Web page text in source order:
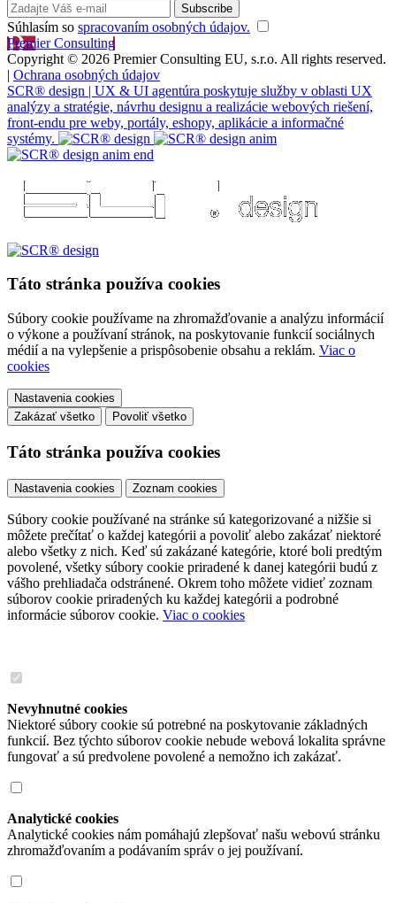
Súhlasím so spracovaním osobných údajov.
Premier Consulting
Copyright © 2026 Premier Consulting EU, s.r.o. All rights reserved.
| Ochrana osobných údajov
SCR® design | UX & UI agentúra poskytuje služby v oblasti UX
analýzy a stratégie, návrhu designu a realizácie webových riešení,
front-endu pre weby, portály, eshopy, aplikácie a informačné
systémy.
Táto stránka používa cookies
Súbory cookie používame na zhromažďovanie a analýzu informácií
o výkone a používaní stránok, na poskytovanie funkcií sociálnych
médií a na vylepšenie a prispôsobenie obsahu a reklám. Viac o
cookies
Nastavenia cookies
Zakázať všetko
Povoliť všetko
Táto stránka používa cookies
Nastavenia cookies Zoznam cookies
Súbory cookie používané na stránke sú kategorizované a nižšie si
môžete prečítať o každej kategórii a povoliť alebo zakázať niektoré
alebo všetky z nich. Keď sú zakázané kategórie, ktoré boli predtým
povolené, všetky súbory cookie priradené k danej kategórii budú z
vášho prehliadača odstránené. Okrem toho môžete vidieť zoznam
súborov cookie priradených ku každej kategórii a podrobné
informácie súborov cookie. Viac o cookies
Nevyhnutné cookies
Niektoré súbory cookie sú potrebné na poskytovanie základných
funkcií. Bez týchto súborov cookie nebude webová lokalita správne
fungovať a sú predvolene povolené a nemožno ich zakázať.
Analytické cookies
Analytické cookies nám pomáhajú zlepšovať našu webovú stránku
zhromažďovaním a podávaním správ o jej používaní.